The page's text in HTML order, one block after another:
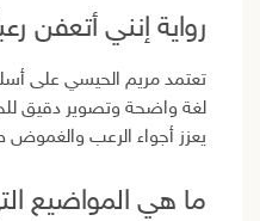
رواية إنني أتعفن
تعتمد مريم الحيسي على
لغة واضحة وتصوير دقيق
يعزز أجواء الرعب والغموض
ما هي المواضيع